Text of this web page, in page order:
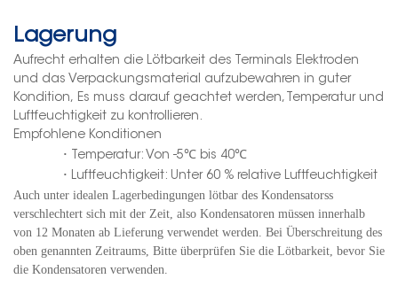
Lagerung
Aufrecht erhalten die Lötbarkeit des Terminals Elektroden
und das Verpackungsmaterial aufzubewahren in guter
Kondition, Es muss darauf geachtet werden, Temperatur und
Luftfeuchtigkeit zu kontrollieren.
Empfohlene Konditionen
· Temperatur: Von -5℃ bis 40℃
· Luftfeuchtigkeit: Unter 60 % relative Luftfeuchtigkeit
Auch unter idealen Lagerbedingungen lötbar des Kondensatorss
verschlechtert sich mit der Zeit, also Kondensatoren müssen innerhalb
von 12 Monaten ab Lieferung verwendet werden. Bei Überschreitung des
oben genannten Zeitraums, Bitte überprüfen Sie die Lötbarkeit, bevor Sie
die Kondensatoren verwenden.